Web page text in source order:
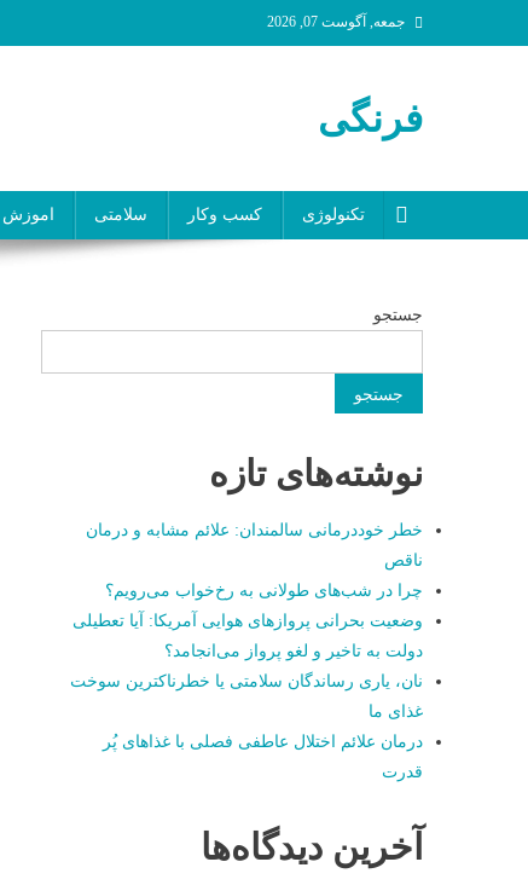
جمعه, آگوست 07, 2026
فرنگی
تکنولوژی کسب وکار سلامتی اموزش
جستجو
جستجو
نوشته‌های تازه
خطر خوددرمانی سالمندان: علائم مشابه و درمان
ناقص
چرا در شب‌های طولانی به رخ‌خواب می‌رویم؟
وضعیت بحرانی پروازهای هوایی آمریکا: آیا تعطیلی
دولت به تاخیر و لغو پرواز می‌انجامد؟
نان، یاری رساندگان سلامتی یا خطرناکترین سوخت
غذای ما
درمان علائم اختلال عاطفی فصلی با غذاهای پُر
قدرت
آخرین دیدگاه‌ها